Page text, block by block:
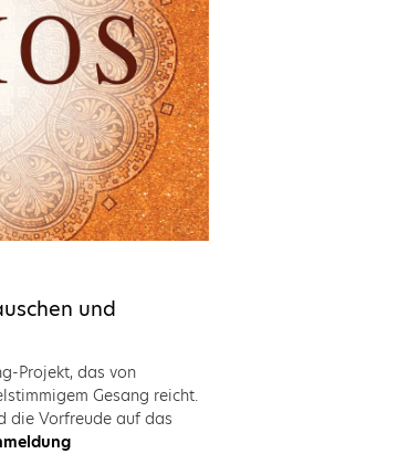
und
Projekt, das von
Gesang reicht.
die Vorfreude auf das